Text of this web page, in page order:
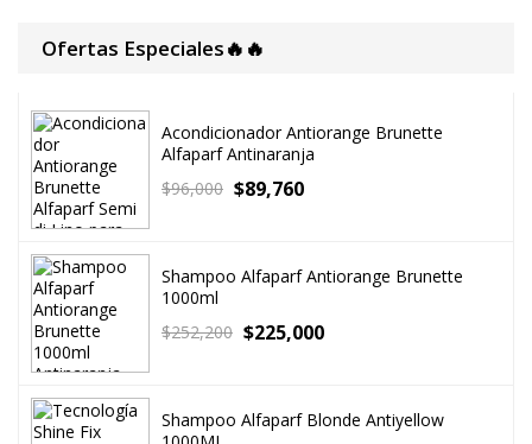
Ofertas Especiales🔥🔥
Acondicionador Antiorange Brunette
Alfaparf Antinaranja
$96,000 $89,760
Shampoo Alfaparf Antiorange Brunette
1000ml
$252,200 $225,000
Shampoo Alfaparf Blonde Antiyellow